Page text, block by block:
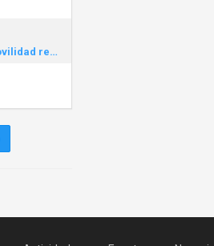
Adaptado para personas con movilidad reducida